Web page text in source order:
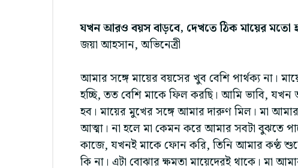
যখন আরও বয়স বাড়বে, দেখতে ঠিক মায়ের মতো
জয়া আহসান, অভিনেত্রী
আমার সঙ্গে মায়ের বয়সের খুব বেশি পার্থক্য না।
হচ্ছি, তত বেশি মাকে ফিল করছি। আমি ভাবি,
হব। মায়ের মুখের সঙ্গে আমার দারুণ মিল। মা
আত্মা। না হলে মা কেমন করে আমার সবটা বুঝতে
কাজে, যখনই মাকে ফোন করি, তিনি আমার কণ্ঠ
কি না। এটা বোঝার ক্ষমতা মায়েদেরই থাকে। মা